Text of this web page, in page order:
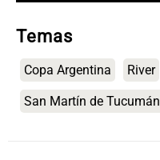
Temas
Copa Argentina River
San Martín de Tucumán